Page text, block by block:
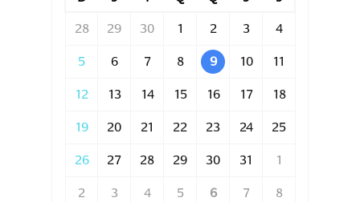
28 29 30 1 2 3 4
5 6 7 8 9 10 11
12 13 14 15 16 17 18
19 20 21 22 23 24 25
26 27 28 29 30 31 1
2 3 4 5 6 7 8